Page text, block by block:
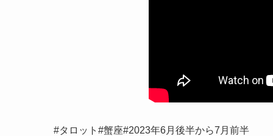
#タロット#蟹座#2023年6月後半から7月前半